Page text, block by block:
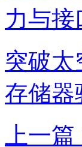
力与接
突破太
存储器
上一